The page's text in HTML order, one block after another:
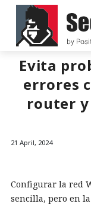
Evita
errores
router
21 April, 2024
Configurar la red
sencilla, pero en